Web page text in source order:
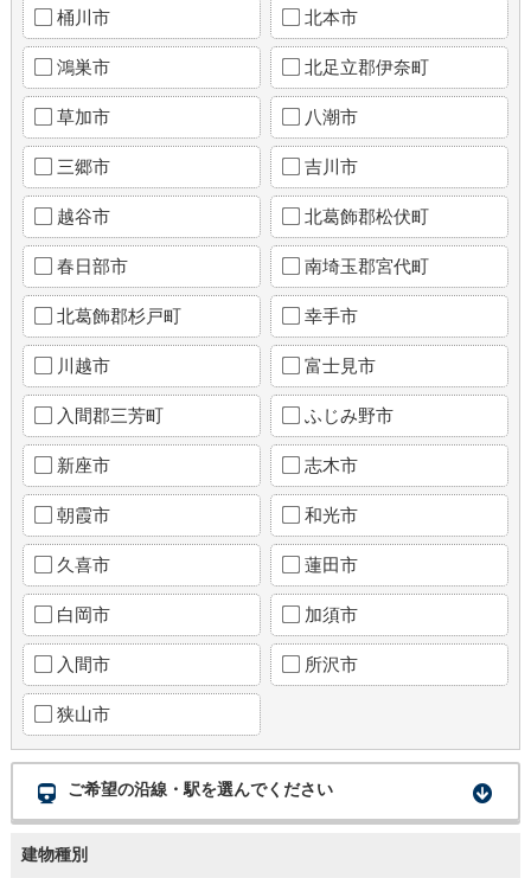
桶川市 北本市
鴻巣市 北足立郡伊奈町
草加市 八潮市
三郷市 吉川市
越谷市 北葛飾郡松伏町
春日部市 南埼玉郡宮代町
北葛飾郡杉戸町 幸手市
川越市 富士見市
入間郡三芳町 ふじみ野市
新座市 志木市
朝霞市 和光市
久喜市 蓮田市
白岡市 加須市
入間市 所沢市
狭山市
ご希望の沿線・駅を選んでください
建物種別